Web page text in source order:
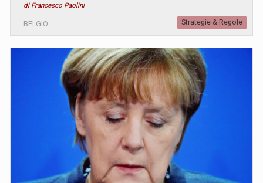
di Francesco Paolini
BELGIO Strategie & Regole